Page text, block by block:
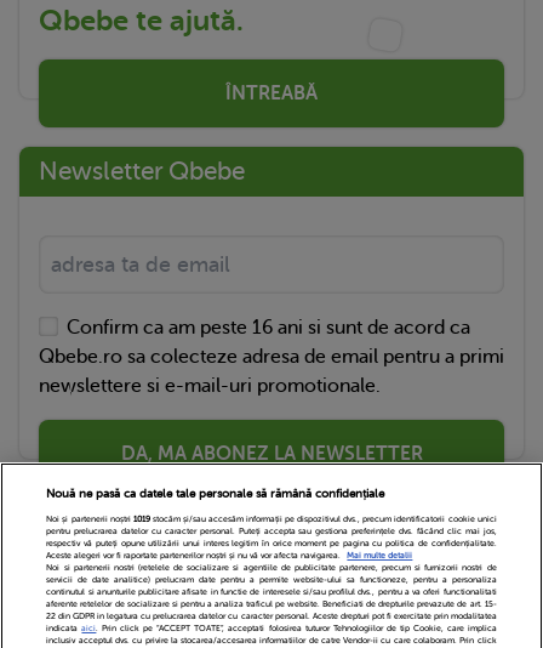
Qbebe te ajută.
ÎNTREABĂ
Newsletter Qbebe
Confirm ca am peste 16 ani si sunt de acord ca
Qbebe.ro sa colecteze adresa de email pentru a primi
newslettere si e-mail-uri promotionale.
DA, MA ABONEZ LA NEWSLETTER
Nouă ne pasă ca datele tale personale să rămână confidențiale
Noi și partenerii noștri 1019stocăm și/sau accesăm informații pe dispozitivul dvs., precum identificatorii cookie unici
pentru prelucrarea datelor cu caracter personal. Puteți accepta sau gestiona preferințele dvs. făcând clic mai jos,
respectiv vă puteți opune utilizării unui interes legitim în orice moment pe pagina cu politica de confidențialitate.
Aceste alegeri vor fi raportate partenerilor noștri și nu vă vor afecta navigarea.
Mai multe detalii
Noi si partenerii nostri (retelele de socializare si agentiile de publicitate partenere, precum si furnizorii nostri de
servicii de date analitice) prelucram date pentru a permite website-ului sa functioneze, pentru a personaliza
continutul si anunturile publicitare afisate in functie de interesele si/sau profilul dvs., pentru a va oferi functionalitati
aferente retelelor de socializare si pentru a analiza traficul pe website. Beneficiati de drepturile prevazute de art. 15-
22 din GDPR in legatura cu prelucrarea datelor cu caracter personal. Aceste drepturi pot fi exercitate prin modalitatea
indicataaici. Prin click pe “ACCEPT TOATE”, acceptati folosirea tuturor Tehnologiilor de tip Cookie, care implica
inclusiv acceptul dvs. cu privire la stocarea/accesarea informatiilor de catre Vendor-ii cu care colaboram. Prin click